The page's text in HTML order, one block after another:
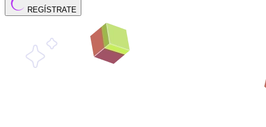
REGÍSTRATE